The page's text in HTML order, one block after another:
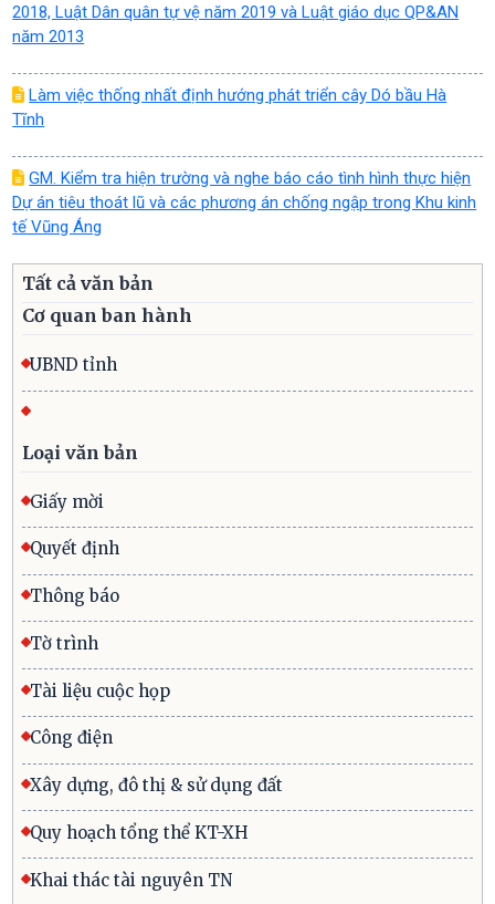
2018, Luật Dân quân tự vệ năm 2019 và Luật giáo dục QP&AN
năm 2013
Làm việc thống nhất định hướng phát triển cây Dó bầu Hà
Tĩnh
GM. Kiểm tra hiện trường và nghe báo cáo tình hình thực hiện
Dự án tiêu thoát lũ và các phương án chống ngập trong Khu kinh
tế Vũng Áng
Tất cả văn bản
Cơ quan ban hành
UBND tỉnh
Loại văn bản
Giấy mời
Quyết định
Thông báo
Tờ trình
Tài liệu cuộc họp
Công điện
Xây dựng, đô thị & sử dụng đất
Quy hoạch tổng thể KT-XH
Khai thác tài nguyên TN